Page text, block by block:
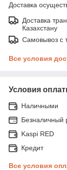
Доставка
Доставка
Казахстану
Самовывоз с
Все условия
Условия
Наличными
Безналичный
Kaspi RED
Кредит
Все условия